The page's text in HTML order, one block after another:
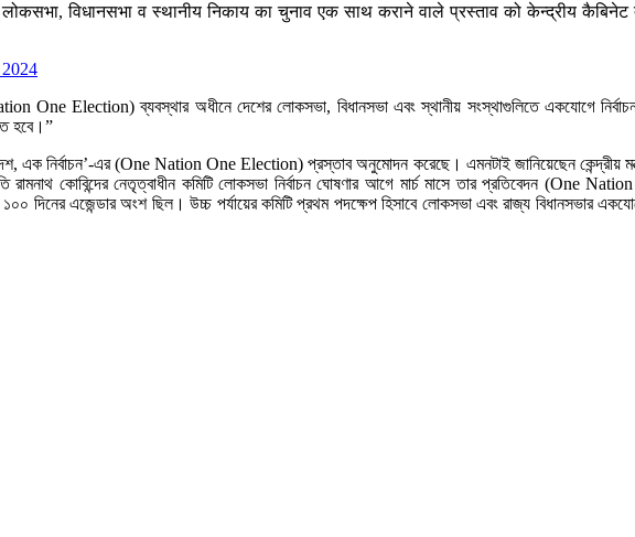
विधानसभा व स्थानीय निकाय का चुनाव एक साथ कराने वाले प्रस्ताव को केन्द्रीय कैबिनेट
One Election) ব্যবস্থার অধীনে দেশের লোকসভা, বিধানসভা এবং স্থানীয় সংস্থাগুলিতে একযোগে
হবে।”
দেশ, এক নির্বাচন’-এর (One Nation One Election) প্রস্তাব অনুমোদন করেছে। এমনটাই জানিয়েছেন কেন্দ্রীয়
রামনাথ কোবিন্দের নেতৃত্বাধীন কমিটি লোকসভা নির্বাচন ঘোষণার আগে মার্চ মাসে তার প্রতিবেদন (One
দিনের এজেন্ডার অংশ ছিল। উচ্চ পর্যায়ের কমিটি প্রথম পদক্ষেপ হিসাবে লোকসভা এবং রাজ্য বিধানসভার